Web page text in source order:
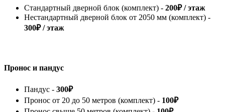
Стандартный дверной блок (комплект) - 200₽ / этаж
Нестандартный дверной блок от 2050 мм (комплект) -
300₽ / этаж
Пронос и пандус
Пандус - 300₽
Пронос от 20 до 50 метров (комплект) - 100₽